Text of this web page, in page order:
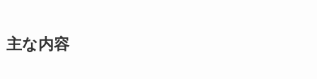
主な内容